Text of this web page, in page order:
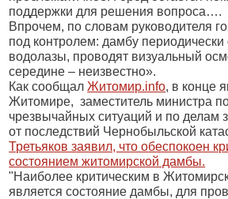
поддержки для решения вопроса….
Впрочем, по словам руководителя
под контролем: дамбу
водолазы, проводят визуальный
середине – неизвестно».
Как сообщалЖитомир.info, в конце
Житомире, заместитель министра
чрезвычайных ситуаций и по делам
от последствий Чернобыльской
Третьяков заявил, что обеспокоен
состоянием житомирской дамбы.
"Наиболее критическим в
является состояние дамбы, для